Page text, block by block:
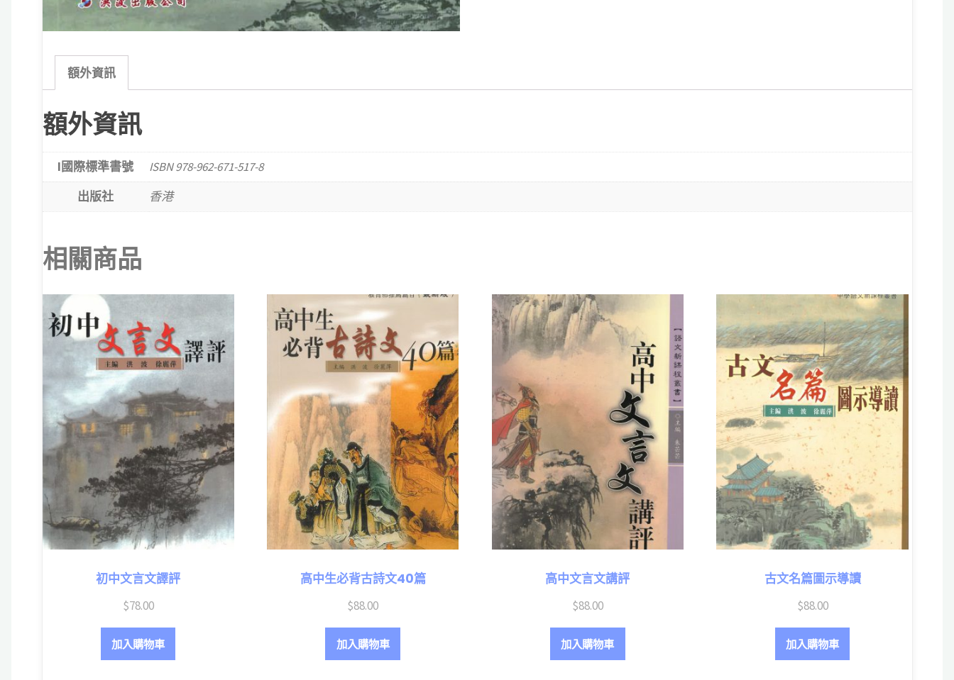
額外資訊
額外資訊
I國際標準書號
ISBN 978-962-671-517-8
出版社
香港
相關商品
初中文言文譯評
$78.00
加入購物車
高中生必背古詩文40篇
$88.00
加入購物車
高中文言文講評
$88.00
加入購物車
古文名篇圖示導讀
$88.00
加入購物車